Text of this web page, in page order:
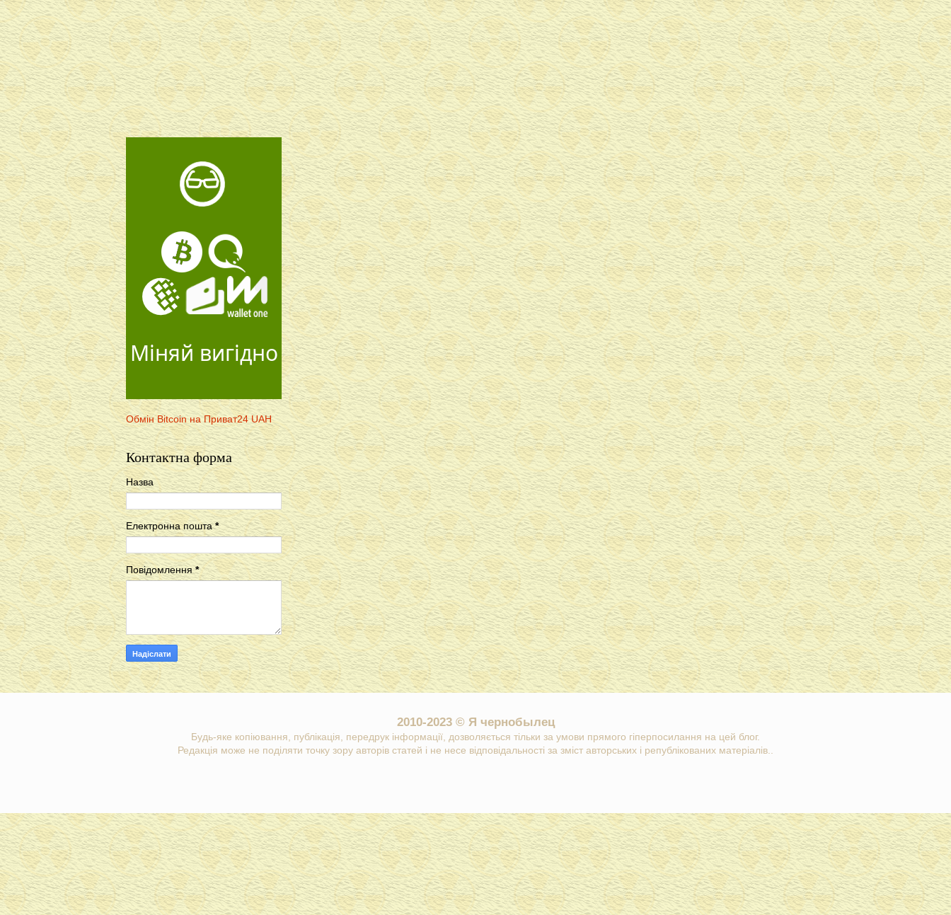
Міняй вигідно
Обмін Bitcoin на Приват24 UAH
Контактна форма
Назва
Електронна пошта*
Повідомлення*
2010-2023 © Я чернобылец
Будь-яке копіювання, публікація, передрук інформації, дозволяється тільки за умови прямого гіперпосилання на цей блог.
Редакція може не поділяти точку зору авторів статей і не несе відповідальності за зміст авторських і републікованих матеріалів..